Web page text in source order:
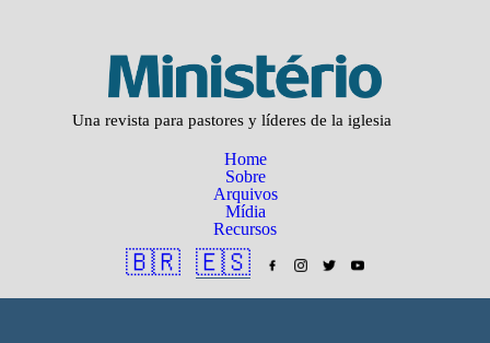
Una revista para pastores y líderes de la iglesia
Home
Sobre
Arquivos
Mídia
Recursos
🇧🇷 🇪🇸